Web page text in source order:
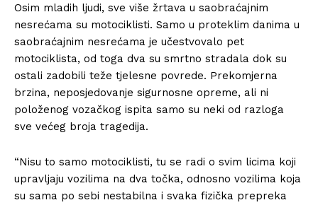
Osim mladih ljudi, sve više žrtava u saobraćajnim
nesrećama su motociklisti. Samo u proteklim danima u
saobraćajnim nesrećama je učestvovalo pet
motociklista, od toga dva su smrtno stradala dok su
ostali zadobili teže tjelesne povrede. Prekomjerna
brzina, neposjedovanje sigurnosne opreme, ali ni
položenog vozačkog ispita samo su neki od razloga
sve većeg broja tragedija.
“Nisu to samo motociklisti, tu se radi o svim licima koji
upravljaju vozilima na dva točka, odnosno vozilima koja
su sama po sebi nestabilna i svaka fizička prepreka